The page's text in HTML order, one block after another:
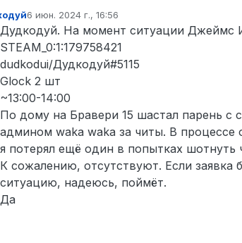
6 июн. 2024 г., 16:56
отредактировано
Дудкодуй. На момент ситуации Джеймс
STEAM_0:1:179758421
dudkodui/Дудкодуй#5115
Glock 2 шт
~13:00-14:00
По дому на Бравери 15 шастал парень с
админом waka waka за читы. В процессе
я потерял ещё один в попытках шотнуть
К сожалению, отсутствуют. Если заявка
ситуацию, надеюсь, поймёт.
Да